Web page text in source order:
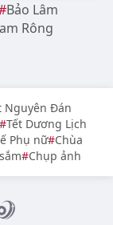
Bảo Lâm
Rông
Nguyên Đán
Tết Dương Lịch
Phụ nữ Chùa
Chụp ảnh